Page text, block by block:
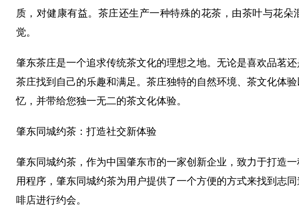
质，对健康有益。茶庄还生产一种特殊的花茶，由茶叶与花
觉。
肇东茶庄是一个追求传统茶文化的理想之地。无论是喜欢品茗
茶庄找到自己的乐趣和满足。茶庄独特的自然环境、茶文化体
忆，并带给您独一无二的茶文化体验。
肇东同城约茶：打造社交新体验
肇东同城约茶，作为中国肇东市的一家创新企业，致力于打造
用程序，肇东同城约茶为用户提供了一个方便的方式来找到志
啡店进行约会。